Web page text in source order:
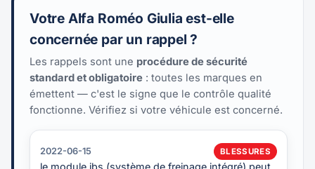
Votre Alfa Roméo Giulia est-elle
concernée par un rappel ?
Les rappels sont une procédure de sécurité
standard et obligatoire : toutes les marques en
émettent — c'est le signe que le contrôle qualité
fonctionne. Vérifiez si votre véhicule est concerné.
2022-06-15 BLESSURES
le module ibs (système de freinage intégré) peut